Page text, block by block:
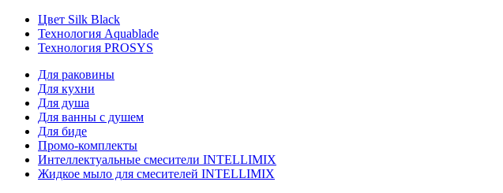
Цвет Silk Black
Технология Aquablade
Технология PROSYS
Для раковины
Для кухни
Для душа
Для ванны с душем
Для биде
Промо-комплекты
Интеллектуальные смесители INTELLIMIX
Жидкое мыло для смесителей INTELLIMIX